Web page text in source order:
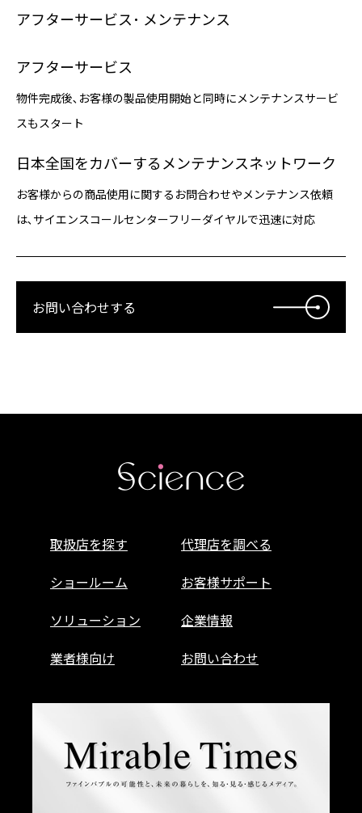
アフターサービス･ メンテナンス
アフターサービス
物件完成後､お客様の製品使用開始と同時にメンテナンスサービ
スもスタート
日本全国をカバーするメンテナンスネットワーク
お客様からの商品使用に関するお問合わせやメンテナンス依頼
は､サイエンスコールセンターフリーダイヤルで迅速に対応
お問い合わせする
取扱店を探す
代理店を調べる
ショールーム
お客様サポート
ソリューション
企業情報
業者様向け
お問い合わせ